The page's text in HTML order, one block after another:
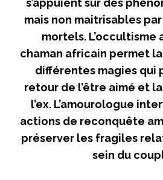
s’appuient sur des
mais non maitrisables
mortels. L’occultisme
chaman africain permet
différentes magies qui
retour de l’être aimé et
l’ex. L’amourologue
actions de reconquête
préserver les fragiles
sein du